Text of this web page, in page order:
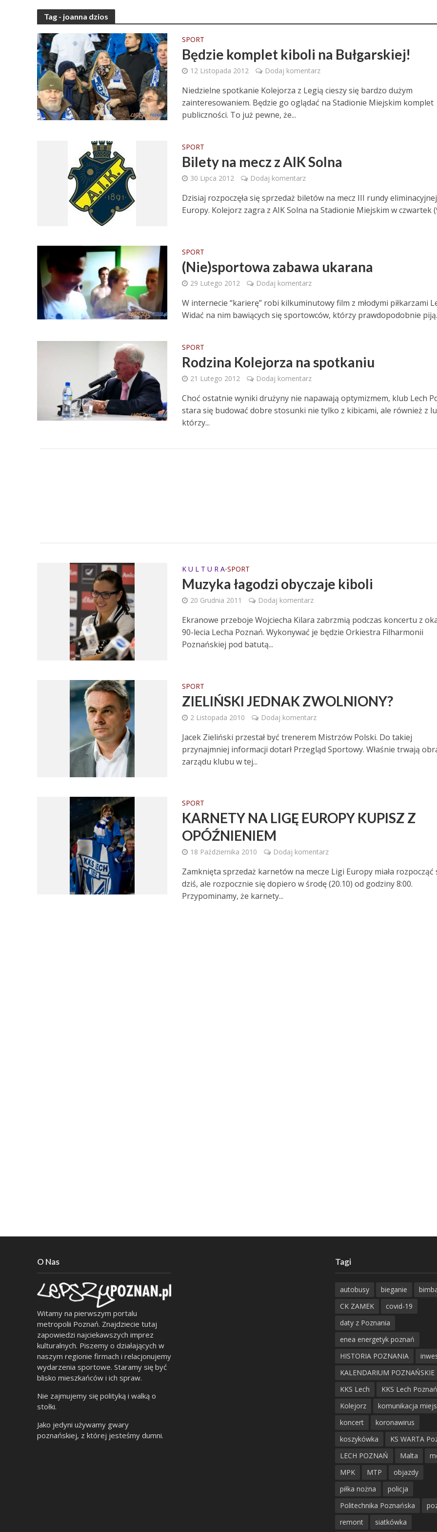
Tag - joanna dzios
SPORT
Będzie komplet kiboli na Bułgarskiej!
12 Listopada 2012 Dodaj komentarz
Niedzielne spotkanie Kolejorza z Legią cieszy się bardzo dużym
zainteresowaniem. Będzie go oglądać na Stadionie Miejskim komplet
publiczności. To już pewne, że...
SPORT
Bilety na mecz z AIK Solna
30 Lipca 2012 Dodaj komentarz
Dzisiaj rozpoczęła się sprzedaż biletów na mecz III rundy
Europy. Kolejorz zagra z AIK Solna na Stadionie Miejskim w czwartek
SPORT
(Nie)sportowa zabawa ukarana
29 Lutego 2012 Dodaj komentarz
W internecie “karierę” robi kilkuminutowy film z młodymi piłkarzami
Widać na nim bawiących się sportowców, którzy prawdopodobnie
SPORT
Rodzina Kolejorza na spotkaniu
21 Lutego 2012 Dodaj komentarz
Choć ostatnie wyniki drużyny nie napawają optymizmem, klub Lech
stara się budować dobre stosunki nie tylko z kibicami, ale również z
którzy...
K U L T U R A•SPORT
Muzyka łagodzi obyczaje kiboli
20 Grudnia 2011 Dodaj komentarz
Ekranowe przeboje Wojciecha Kilara zabrzmią podczas koncertu z
90-lecia Lecha Poznań. Wykonywać je będzie Orkiestra Filharmonii
Poznańskiej pod batutą...
SPORT
ZIELIŃSKI JEDNAK ZWOLNIONY?
2 Listopada 2010 Dodaj komentarz
Jacek Zieliński przestał być trenerem Mistrzów Polski. Do takiej
przynajmniej informacji dotarł Przegląd Sportowy. Właśnie trwają
zarządu klubu w tej...
SPORT
KARNETY NA LIGĘ EUROPY KUPISZ Z
OPÓŹNIENIEM
18 Października 2010 Dodaj komentarz
Zamknięta sprzedaż karnetów na mecze Ligi Europy miała rozpocząć
dziś, ale rozpocznie się dopiero w środę (20.10) od godziny 8:00.
Przypominamy, że karnety...
O Nas
Witamy na pierwszym portalu
metropolii Poznań. Znajdziecie tutaj
zapowiedzi najciekawszych imprez
kulturalnych. Piszemy o działających w
naszym regionie firmach i relacjonujemy
wydarzenia sportowe. Staramy się być
blisko mieszkańców i ich spraw.
Nie zajmujemy się polityką i walką o
stołki.
Jako jedyni używamy gwary
poznańskiej, z której jesteśmy dumni.
Tagi
autobusy bieganie
CK ZAMEK
covid-19
daty z Poznania
enea energetyk poznań
HISTORIA POZNANIA
KALENDARIUM POZNAŃSKIE
KKS Lech
KKS Lech Poznań
Kolejorz
komunikacja
koncert
koronawirus
koszykówka
KS WARTA
LECH POZNAŃ
Malta
MPK
MTP
objazdy
piłka nożna
policja
Politechnika Poznańska
remont
siatkówka